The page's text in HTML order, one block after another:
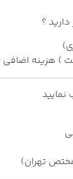
؟
نمایید
تهران)